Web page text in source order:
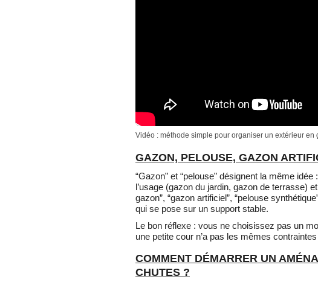
Vidéo : méthode simple pour organiser un extérieur
GAZON, PELOUSE, GAZON
“Gazon” et “pelouse” désignent la même
l’usage (gazon du jardin, gazon de terrasse)
gazon”, “gazon artificiel”, “pelouse
qui se pose sur un support stable.
Le bon réflexe : vous ne choisissez pas un
une petite cour n’a pas les mêmes contraintes
COMMENT DÉMARRER UN
CHUTES ?